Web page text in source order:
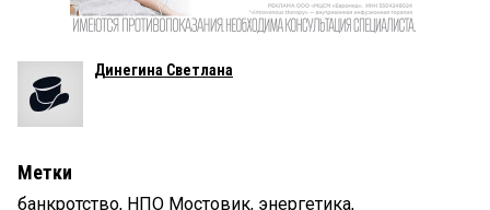
Динегина Светлана
Метки
банкротство, НПО Мостовик, энергетика,